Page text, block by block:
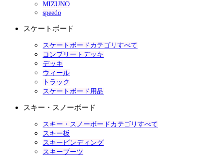
MIZUNO
speedo
スケートボード
スケートボードカテゴリすべて
コンプリートデッキ
デッキ
ウィール
トラック
スケートボード用品
スキー・スノーボード
スキー・スノーボードカテゴリすべて
スキー板
スキービンディング
スキーブーツ